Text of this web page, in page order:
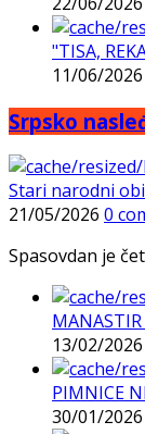
"TISA,
11/06/2026
Srpsko
Stari narodni
21/05/2026 0
Spasovdan je
13/02/2026
PIMNICE
30/01/2026